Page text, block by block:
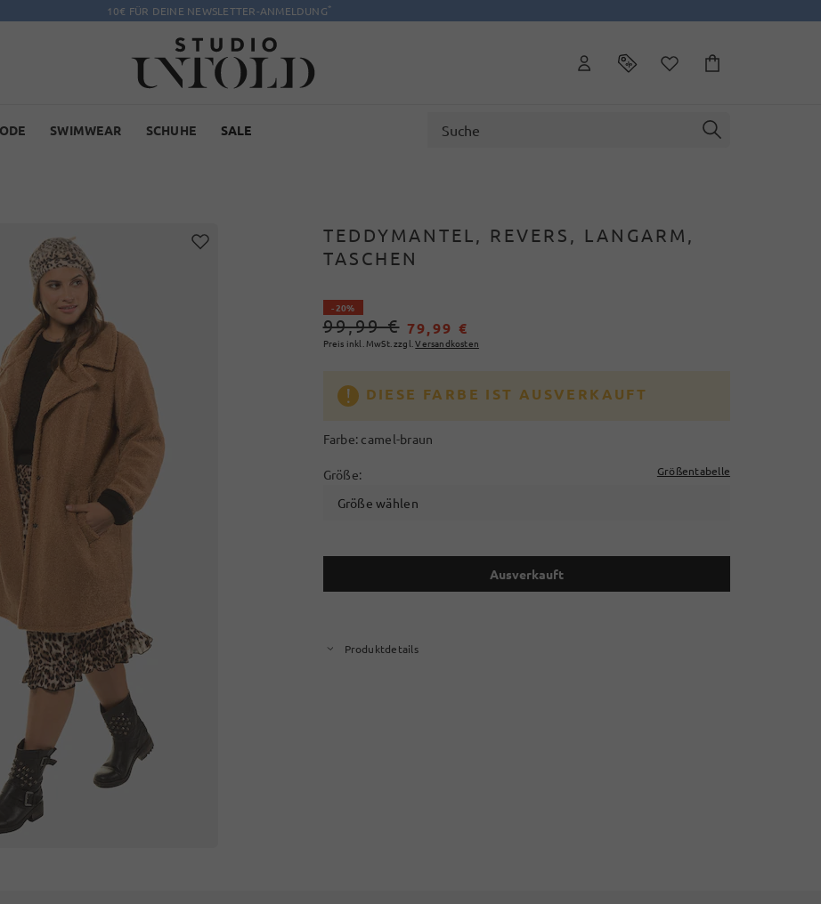
10€ FÜR DEINE NEWSLETTER-ANMELDUNG*
SWIMWEAR SCHUHE SALE
TEDDYMANTEL, REVERS, LANGARM,
TASCHEN
- 20%
99,99 € 79,99 €
Preis inkl. MwSt. zzgl.Versandkosten
DIESE FARBE IST AUSVERKAUFT
Farbe: camel-braun
Größe: Größentabelle
Größe wählen
Ausverkauft
Produktdetails